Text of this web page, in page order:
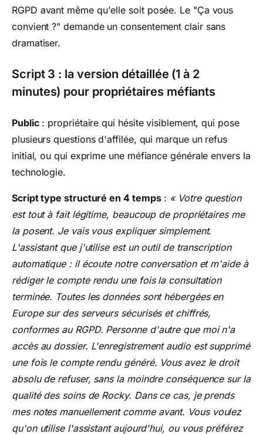
RGPD avant même qu'elle soit posée. Le "Ça vous
convient ?" demande un consentement clair sans
dramatiser.
Script 3 : la version détaillée (1 à 2
minutes) pour propriétaires méfiants
Public: propriétaire qui hésite visiblement, qui pose
plusieurs questions d'affilée, qui marque un refus
initial, ou qui exprime une méfiance générale envers la
technologie.
Script type structuré en 4 temps: « Votre question
est tout à fait légitime, beaucoup de propriétaires me
la posent. Je vais vous expliquer simplement.
L'assistant que j'utilise est un outil de transcription
automatique : il écoute notre conversation et m'aide à
rédiger le compte rendu une fois la consultation
terminée. Toutes les données sont hébergées en
Europe sur des serveurs sécurisés et chiffrés,
conformes au RGPD. Personne d'autre que moi n'a
accès au dossier. L'enregistrement audio est supprimé
une fois le compte rendu généré. Vous avez le droit
absolu de refuser, sans la moindre conséquence sur la
qualité des soins de Rocky. Dans ce cas, je prends
mes notes manuellement comme avant. Vous voulez
qu'on utilise l'assistant aujourd'hui, ou vous préférez